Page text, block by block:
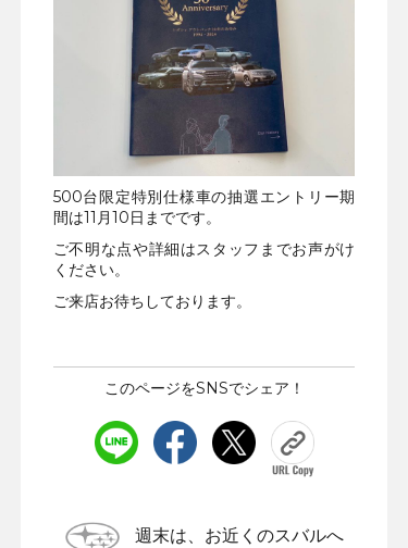
500台限定特別仕様車の抽選エントリー期
間は11月10日までです。
ご不明な点や詳細はスタッフまでお声がけ
ください。
ご来店お待ちしております。
このページをSNSでシェア！
週末は、お近くのスバルへ